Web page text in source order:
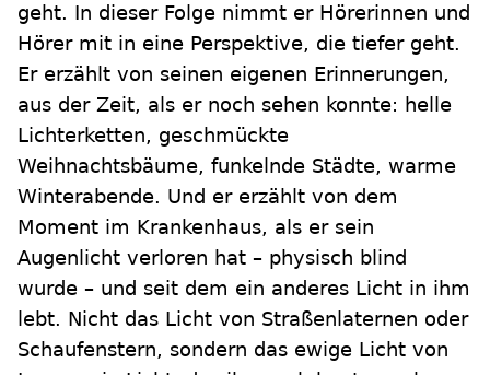
geht. In dieser Folge nimmt er Hörerinnen und
Hörer mit in eine Perspektive, die tiefer geht.
Er erzählt von seinen eigenen Erinnerungen,
aus der Zeit, als er noch sehen konnte: helle
Lichterketten, geschmückte
Weihnachtsbäume, funkelnde Städte, warme
Winterabende. Und er erzählt von dem
Moment im Krankenhaus, als er sein
Augenlicht verloren hat – physisch blind
wurde – und seit dem ein anderes Licht in ihm
lebt. Nicht das Licht von Straßenlaternen oder
Schaufenstern, sondern das ewige Licht von